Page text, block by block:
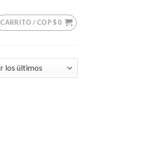
CARRITO / COP $0